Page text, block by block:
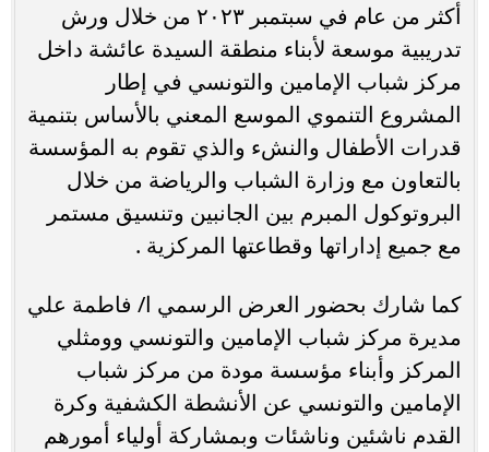
أكثر من عام في سبتمبر ٢٠٢٣ من خلال ورش
تدريبية موسعة لأبناء منطقة السيدة عائشة داخل
مركز شباب الإمامين والتونسي في إطار
المشروع التنموي الموسع المعني بالأساس بتنمية
قدرات الأطفال والنشء والذي تقوم به المؤسسة
بالتعاون مع وزارة الشباب والرياضة من خلال
البروتوكول المبرم بين الجانبين وتنسيق مستمر
مع جميع إداراتها وقطاعتها المركزية .
كما شارك بحضور العرض الرسمي ا/ فاطمة علي
مديرة مركز شباب الإمامين والتونسي وومثلي
المركز وأبناء مؤسسة مودة من مركز شباب
الإمامين والتونسي عن الأنشطة الكشفية وكرة
القدم ناشئين وناشئات وبمشاركة أولياء أمورهم